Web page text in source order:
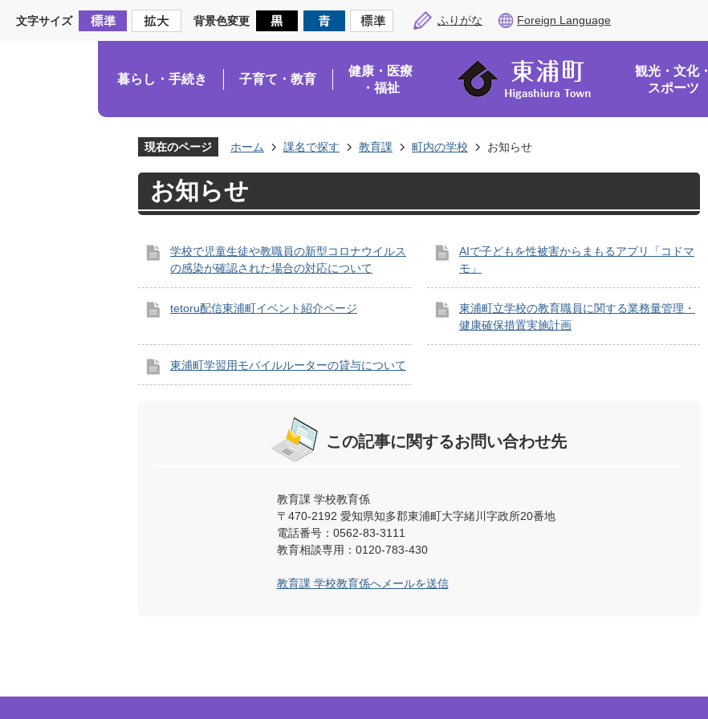
文字サイズ 背景色変更 ふりがな Foreign Language
暮らし・手続き 子育て・教育
健康・医療
・福祉
観光・文化・
スポーツ
現在のページ ホーム 課名で探す 教育課 町内の学校 お知らせ
お知らせ
学校で児童生徒や教職員の新型コロナウイルス
の感染が確認された場合の対応について
AIで子どもを性被害からまもるアプリ「コドマ
モ」
tetoru配信東浦町イベント紹介ページ
東浦町立学校の教育職員に関する業務量管理・
健康確保措置実施計画
東浦町学習用モバイルルーターの貸与について
この記事に関するお問い合わせ先
教育課 学校教育係
〒470-2192 愛知県知多郡東浦町大字緒川字政所20番地
電話番号：0562-83-3111
教育相談専用：0120-783-430
教育課 学校教育係へメールを送信